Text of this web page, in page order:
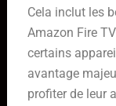
Cela inclut les
Amazon Fire
certains
avantage
profiter de leur